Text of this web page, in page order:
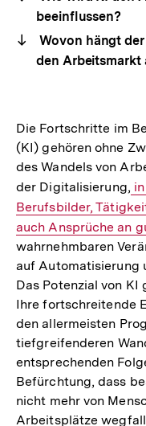
beeinflussen?
Wovon hängt
den Arbeitsmarkt
Die Fortschritte im
(KI) gehören ohne
des Wandels von
der Digitalisierung,
Berufsbilder,
auch Ansprüche an
wahrnehmbaren
auf Automatisierung
Das Potenzial von
Ihre fortschreitende
den allermeisten
tiefgreifenderen
entsprechenden
Befürchtung, dass
nicht mehr von
Arbeitsplätze